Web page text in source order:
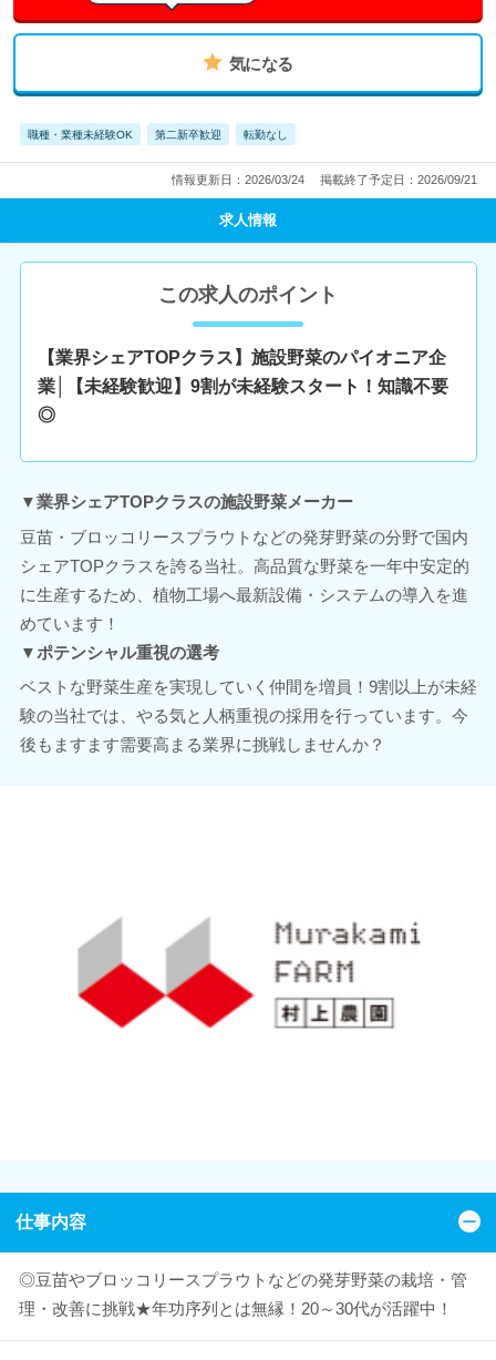
気になる
職種・業種未経験OK 第二新卒歓迎 転勤なし
情報更新日：2026/03/24 掲載終了予定日：2026/09/21
求人情報
この求人のポイント
【業界シェアTOPクラス】施設野菜のパイオニア企
業│【未経験歓迎】9割が未経験スタート！知識不要
◎
▼業界シェアTOPクラスの施設野菜メーカー
豆苗・ブロッコリースプラウトなどの発芽野菜の分野で国内
シェアTOPクラスを誇る当社。高品質な野菜を一年中安定的
に生産するため、植物工場へ最新設備・システムの導入を進
めています！
▼ポテンシャル重視の選考
ベストな野菜生産を実現していく仲間を増員！9割以上が未経
験の当社では、やる気と人柄重視の採用を行っています。今
後もますます需要高まる業界に挑戦しませんか？
仕事内容
◎豆苗やブロッコリースプラウトなどの発芽野菜の栽培・管
理・改善に挑戦★年功序列とは無縁！20～30代が活躍中！